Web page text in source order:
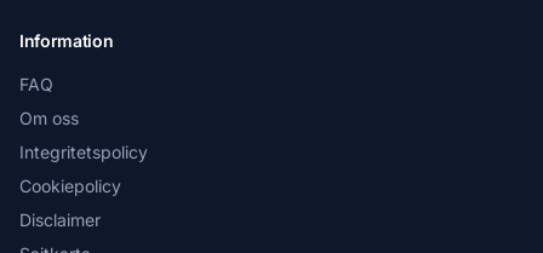
Information
FAQ
Om oss
Integritetspolicy
Cookiepolicy
Disclaimer